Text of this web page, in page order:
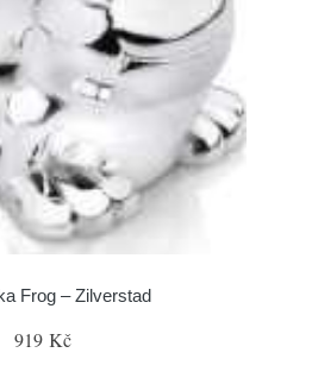
Frog – Zilverstad
919 Kč